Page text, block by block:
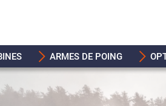
ARMES DE POING